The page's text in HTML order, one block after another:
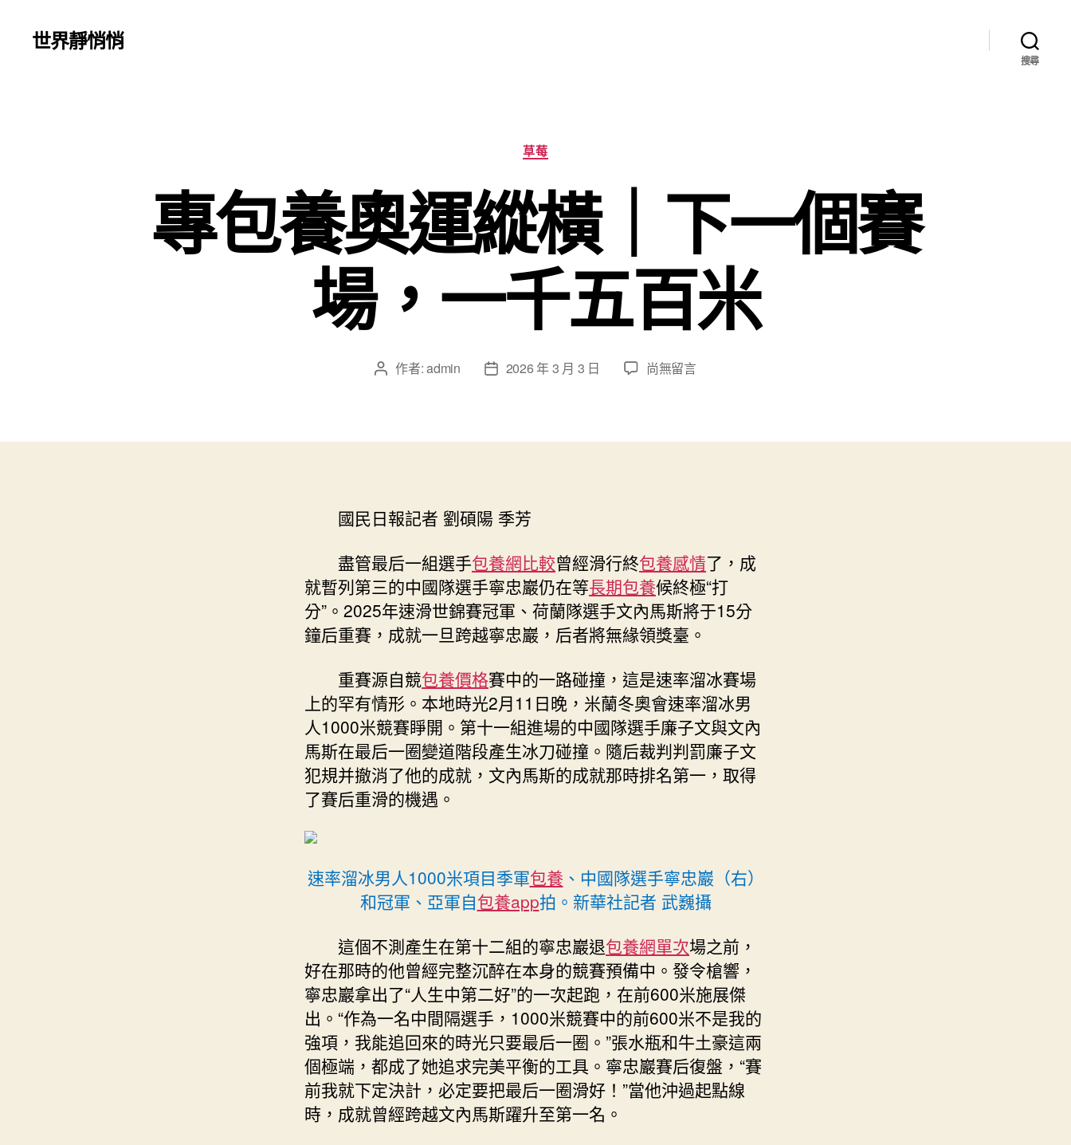
世界靜悄悄
搜尋
分
類
草莓
專包養奧運縱橫｜下一個賽
場，一千五百米
文 作者:admin
文
日
2026 年 3 月 3 日
在
奧
一
個
賽
場，
一
五
百
米〉
中
尚無留言
國民日報記者 劉碩陽 季芳
盡管最后一組選手包養網比較曾經滑行終包養感情了，成
就暫列第三的中國隊選手寧忠巖仍在等長期包養候終極“打
分”。2025年速滑世錦賽冠軍、荷蘭隊選手文內馬斯將于15分
鐘后重賽，成就一旦跨越寧忠巖，后者將無緣領獎臺。
重賽源自競包養價格賽中的一路碰撞，這是速率溜冰賽場
上的罕有情形。本地時光2月11日晚，米蘭冬奧會速率溜冰男
人1000米競賽睜開。第十一組進場的中國隊選手廉子文與文內
馬斯在最后一圈變道階段產生冰刀碰撞。隨后裁判判罰廉子文
犯規并撤消了他的成就，文內馬斯的成就那時排名第一，取得
了賽后重滑的機遇。
速率溜冰男人1000米項目季軍包養 、中國隊選手寧忠巖（右）
和冠軍、亞軍自包養app拍。新華社記者 武巍攝
這個不測產生在第十二組的寧忠巖退包養網單次場之前，
好在那時的他曾經完整沉醉在本身的競賽預備中。發令槍響，
寧忠巖拿出了“人生中第二好”的一次起跑，在前600米施展傑
出。“作為一名中間隔選手，1000米競賽中的前600米不是我的
強項，我能追回來的時光只要最后一圈。”張水瓶和牛土豪這兩
個極端，都成了她追求完美平衡的工具。寧忠巖賽后復盤，“賽
前我就下定決計，必定要把最后一圈滑好！”當他沖過起點線
時，成就曾經跨越文內馬斯躍升至第一名。